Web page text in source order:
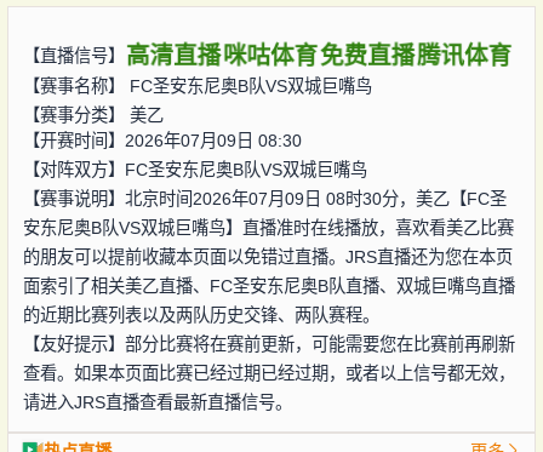
【直播信号】 高清直播 咪咕体育 免费直播 腾讯体育
【赛事名称】 FC圣安东尼奥B队VS双城巨嘴鸟
【赛事分类】 美乙
【开赛时间】2026年07月09日 08:30
【对阵双方】 FC圣安东尼奥B队VS双城巨嘴鸟
【赛事说明】北京时间2026年07月09日 08时30分，美乙【FC圣
安东尼奥B队VS双城巨嘴鸟】直播准时在线播放，喜欢看美乙比赛
的朋友可以提前收藏本页面以免错过直播。JRS直播还为您在本页
面索引了相关美乙直播、FC圣安东尼奥B队直播、双城巨嘴鸟直播
的近期比赛列表以及两队历史交锋、两队赛程。
【友好提示】部分比赛将在赛前更新，可能需要您在比赛前再刷新
查看。如果本页面比赛已经过期已经过期，或者以上信号都无效，
请进入JRS直播查看最新直播信号。